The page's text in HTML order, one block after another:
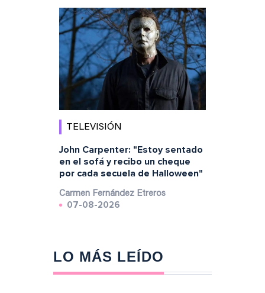
TELEVISIÓN
John Carpenter: "Estoy sentado
en el sofá y recibo un cheque
por cada secuela de Halloween"
Carmen Fernández Etreros
07-08-2026
LO MÁS LEÍDO